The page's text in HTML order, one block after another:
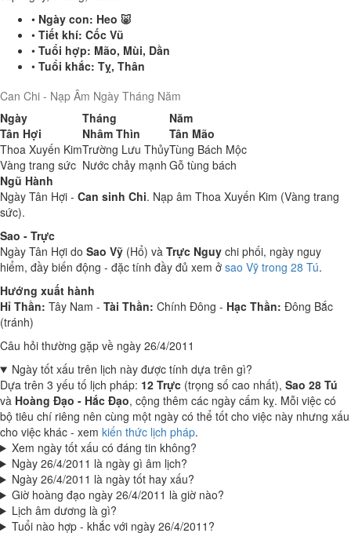
• Ngày con: Heo 🐷
• Tiết khí: Cốc Vũ
• Tuổi hợp: Mão, Mùi, Dần
• Tuổi khắc: Tỵ, Thân
Can Chi - Nạp Âm Ngày Tháng Năm
Ngày
Tháng
Năm
Tân Hợi
Nhâm Thìn
Tân Mão
Thoa Xuyến KimTrường Lưu ThủyTùng Bách Mộc
Vàng trang sức Nước chảy mạnh Gỗ tùng bách
Ngũ Hành
Ngày Tân Hợi - Can sinh Chi. Nạp âm Thoa Xuyến Kim (Vàng trang
sức).
Sao - Trực
Ngày Tân Hợi do Sao Vỹ (Hổ) và Trực Nguy chi phối, ngày nguy
hiểm, đầy biến động - đặc tính đầy đủ xem ở sao Vỹ trong 28 Tú.
Hướng xuất hành
Hỉ Thần: Tây Nam - Tài Thần: Chính Đông - Hạc Thần: Đông Bắc
(tránh)
Câu hỏi thường gặp về ngày 26/4/2011
Ngày tốt xấu trên lịch này được tính dựa trên gì?
Dựa trên 3 yếu tố lịch pháp: 12 Trực (trọng số cao nhất), Sao 28 Tú
và Hoàng Đạo - Hắc Đạo, cộng thêm các ngày cấm kỵ. Mỗi việc có
bộ tiêu chí riêng nên cùng một ngày có thể tốt cho việc này nhưng xấu
cho việc khác - xem kiến thức lịch pháp.
Xem ngày tốt xấu có đáng tin không?
Ngày 26/4/2011 là ngày gì âm lịch?
Ngày 26/4/2011 là ngày tốt hay xấu?
Giờ hoàng đạo ngày 26/4/2011 là giờ nào?
Lịch âm dương là gì?
Tuổi nào hợp - khắc với ngày 26/4/2011?